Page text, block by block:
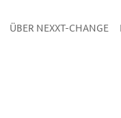
ÜBER NEXXT-CHANGE